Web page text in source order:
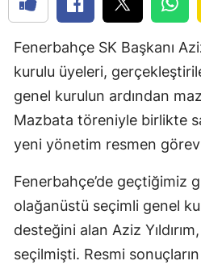
Fenerbahçe SK Başkanı
kurulu üyeleri,
genel kurulun ardından
Mazbata töreniyle birlikte
yeni yönetim resmen
Fenerbahçe’de geçtiğimiz
olağanüstü seçimli genel
desteğini alan Aziz
seçilmişti. Resmi